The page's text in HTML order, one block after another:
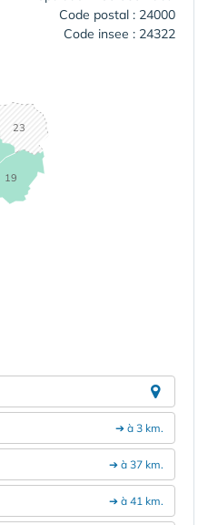
Code postal : 24000
Code insee : 24322
19
23
➔ à 3 km.
➔ à 37 km.
➔ à 41 km.